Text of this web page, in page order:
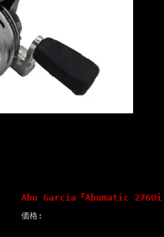
Abu Garcia『Abumatic
価格: